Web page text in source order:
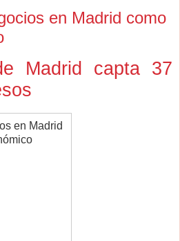
en Madrid como
Madrid capta 37